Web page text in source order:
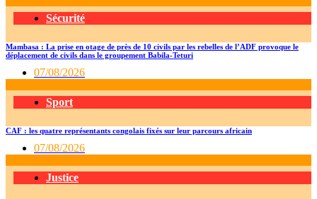
Sécurité
Mambasa : La prise en otage de près de 10 civils par les rebelles de l’ADF provoque le
déplacement de civils dans le groupement Babila-Teturi
07/08/2026
Sport
CAF : les quatre représentants congolais fixés sur leur parcours africain
07/08/2026
Justice